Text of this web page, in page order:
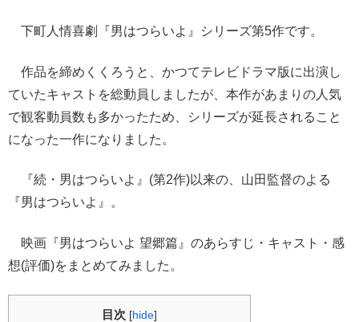
下町人情喜劇『男はつらいよ』シリーズ第5作です。
作品を締めくくろうと、かつてテレビドラマ版に出演し
ていたキャストを総動員しましたが、本作があまりの人気
で観客動員数も多かったため、シリーズが延長されること
になった一作になりました。
『続・男はつらいよ』(第2作)以来の、山田監督のよる
『男はつらいよ』。
映画『男はつらいよ 望郷篇』のあらすじ・キャスト・感
想(評価)をまとめてみました。
目次 [hide]